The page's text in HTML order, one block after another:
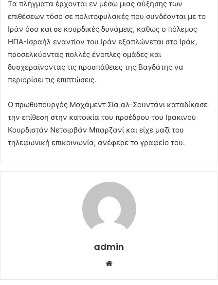
Τα πλήγματα έρχονται εν μέσω μιας αύξησης των
επιθέσεων τόσο σε πολιτοφυλακές που συνδέονται με το
Ιράν όσο και σε κουρδικές δυνάμεις, καθώς ο πόλεμος
ΗΠΑ-Ισραήλ εναντίον του Ιράν εξαπλώνεται στο Ιράκ,
προσελκύοντας πολλές ένοπλες ομάδες και
δυσχεραίνοντας τις προσπάθειες της Βαγδάτης να
περιορίσει τις επιπτώσεις.
Ο πρωθυπουργός Μοχάμεντ Σία αλ-Σουντάνι καταδίκασε
την επίθεση στην κατοικία του προέδρου του Ιρακινού
Κουρδιστάν Νετσιρβάν Μπαρζανί και είχε μαζί του
τηλεφωνική επικοινωνία, ανέφερε το γραφείο του.
admin